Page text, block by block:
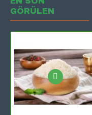
GÖRÜLEN